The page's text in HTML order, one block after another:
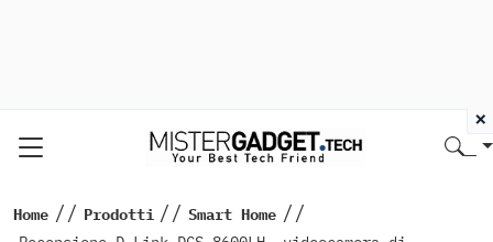
Home // Prodotti // Smart Home //
×